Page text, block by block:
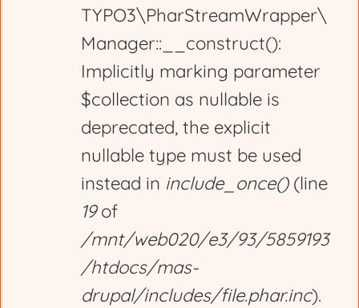
TYPO3\PharStreamWrapper\
Manager::__construct():
Implicitly marking parameter
$collection as nullable is
deprecated, the explicit
nullable type must be used
instead in include_once()(line
19of
/mnt/web020/e3/93/5859193
/htdocs/mas-
drupal/includes/file.phar.inc).